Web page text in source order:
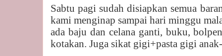
Sabtu pagi sudah disiapkan semua
kami menginap sampai hari minggu
ada baju dan celana ganti, buku,
kotakan. Juga sikat gigi+pasta gigi